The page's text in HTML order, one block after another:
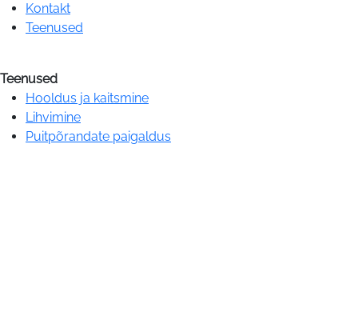
Kontakt
Teenused
Teenused
Hooldus ja kaitsmine
Lihvimine
Puitpõrandate paigaldus